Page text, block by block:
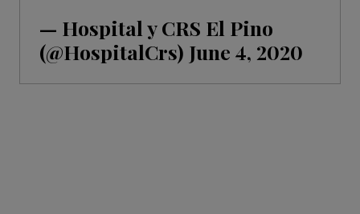
— Hospital y CRS El Pino
(@HospitalCrs) June 4, 2020